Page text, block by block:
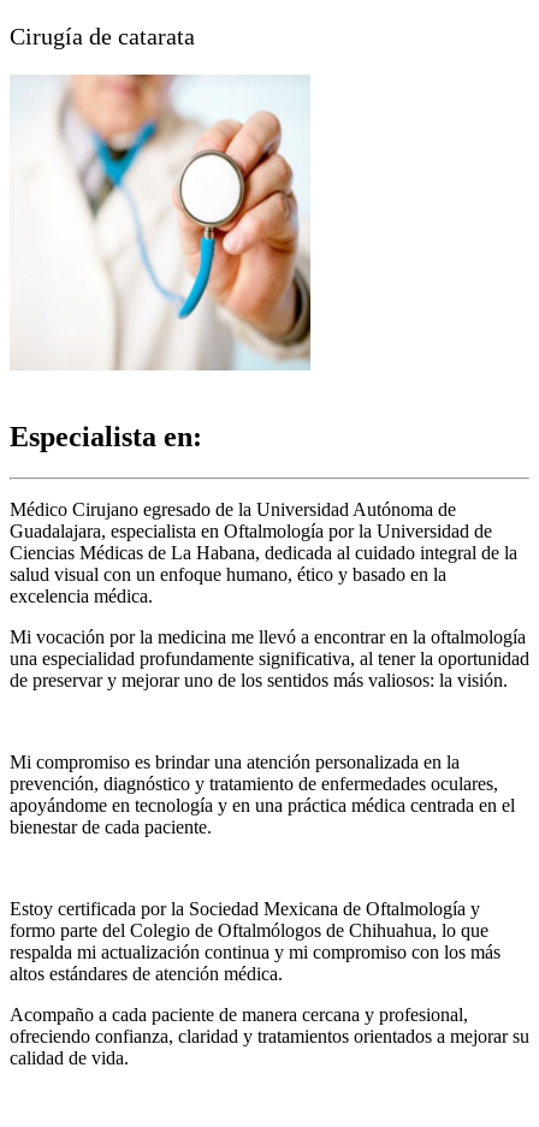
Cirugía de catarata
Especialista en:
Médico Cirujano egresado de la Universidad Autónoma de
Guadalajara, especialista en Oftalmología por la Universidad de
Ciencias Médicas de La Habana, dedicada al cuidado integral de la
salud visual con un enfoque humano, ético y basado en la
excelencia médica.
Mi vocación por la medicina me llevó a encontrar en la oftalmología
una especialidad profundamente significativa, al tener la oportunidad
de preservar y mejorar uno de los sentidos más valiosos: la visión.
Mi compromiso es brindar una atención personalizada en la
prevención, diagnóstico y tratamiento de enfermedades oculares,
apoyándome en tecnología y en una práctica médica centrada en el
bienestar de cada paciente.
Estoy certificada por la Sociedad Mexicana de Oftalmología y
formo parte del Colegio de Oftalmólogos de Chihuahua, lo que
respalda mi actualización continua y mi compromiso con los más
altos estándares de atención médica.
Acompaño a cada paciente de manera cercana y profesional,
ofreciendo confianza, claridad y tratamientos orientados a mejorar su
calidad de vida.